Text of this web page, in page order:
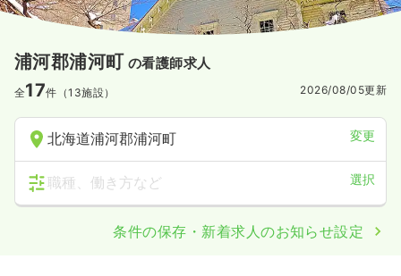
浦河郡浦河町 の看護師求人
全17件（13施設） 2026/08/05更新
北海道浦河郡浦河町 変更
職種、働き方など 選択
条件の保存・新着求人のお知らせ設定